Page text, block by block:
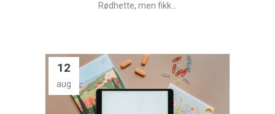
Rødhette, men fikk...
12
aug